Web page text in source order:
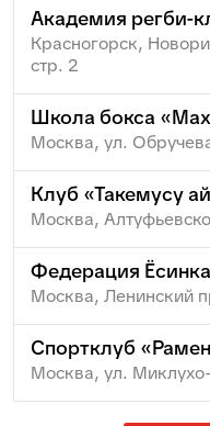
Академия регби-
Красногорск,
стр. 2
Школа бокса
Москва, ул.
Клуб «Такемусу
Москва,
Федерация
Москва, Ленинский
Спортклуб
Москва, ул.